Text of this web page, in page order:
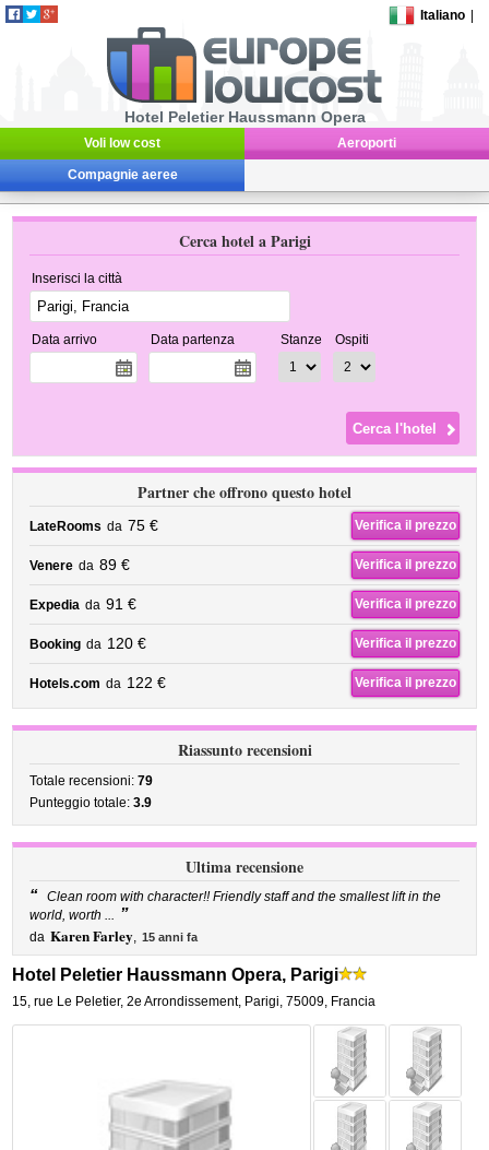
Italiano
Hotel Peletier Haussmann Opera
Voli low cost Aeroporti
Compagnie aeree
Cerca hotel a Parigi
Inserisci la città
Data arrivo Data partenza Stanze Ospiti
Partner che offrono questo hotel
LateRooms da 75 € Verifica il prezzo
Venere da 89 € Verifica il prezzo
Expedia da 91 € Verifica il prezzo
Booking da 120 € Verifica il prezzo
Hotels.com da 122 € Verifica il prezzo
Riassunto recensioni
Totale recensioni:79
Punteggio totale:3.9
Ultima recensione
“ Clean room with character!! Friendly staff and the smallest lift in the
world, worth ... ”
da Karen Farley, 15 anni fa
Hotel Peletier Haussmann Opera, Parigi
15, rue Le Peletier,2e Arrondissement, Parigi,75009, Francia